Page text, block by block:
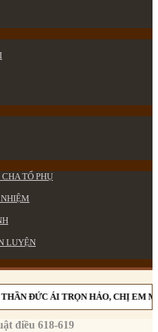
TỔ PHỤ
LUYỆN
ĐỨC ÁI TRỌN HẢO, CHỊ EM MÂN
điều 618-619